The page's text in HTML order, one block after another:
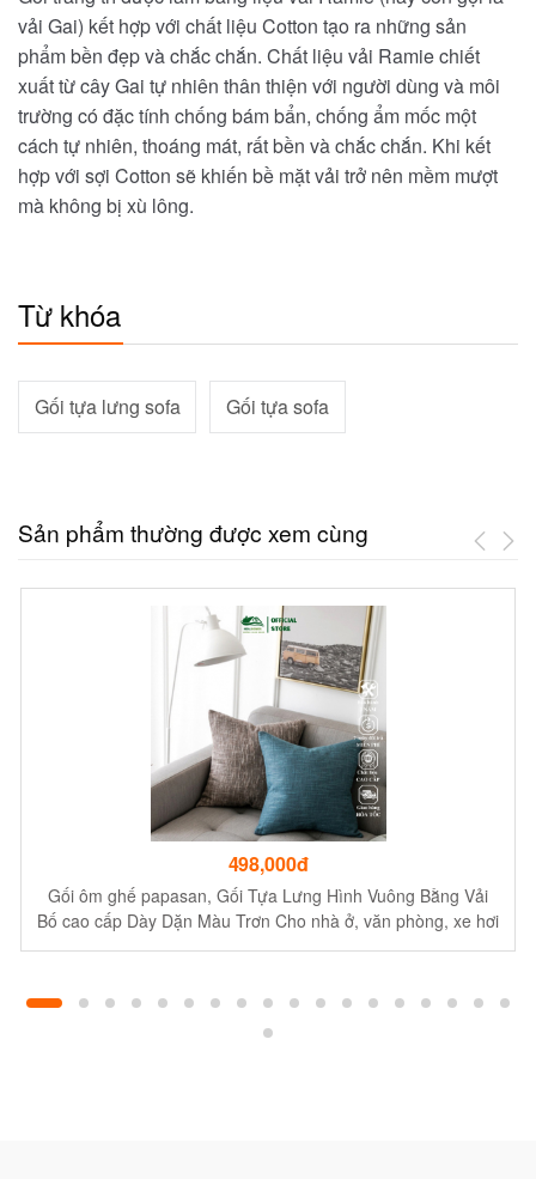
vải Gai) kết hợp với chất liệu Cotton tạo ra những sản
phẩm bền đẹp và chắc chắn. Chất liệu vải Ramie chiết
xuất từ cây Gai tự nhiên thân thiện với người dùng và môi
trường có đặc tính chống bám bẩn, chống ẩm mốc một
cách tự nhiên, thoáng mát, rất bền và chắc chắn. Khi kết
hợp với sợi Cotton sẽ khiến bề mặt vải trở nên mềm mượt
mà không bị xù lông.
Từ khóa
Gối tựa lưng sofa Gối tựa sofa
Sản phẩm thường được xem cùng
498,000đ
Gối ôm ghế papasan, Gối Tựa Lưng Hình Vuông Bằng Vải
Bố cao cấp Dày Dặn Màu Trơn Cho nhà ở, văn phòng, xe hơi